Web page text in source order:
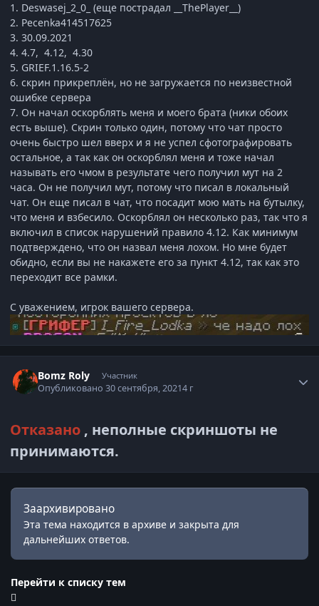
1. Deswasej_2_0_ (еще пострадал __ThePlayer__)
2. Pecenka414517625
3. 30.09.2021
4. 4.7, 4.12, 4.30
5. GRIEF.1.16.5-2
6. скрин прикреплён, но не загружается по неизвестной
ошибке сервера
7. Он начал оскорблять меня и моего брата (ники обоих
есть выше). Скрин только один, потому что чат просто
очень быстро шел вверх и я не успел сфотографировать
остальное, а так как он оскорблял меня и тоже начал
называть его чмом в результате чего получил мут на 2
часа. Он не получил мут, потому что писал в локальный
чат. Он еще писал в чат, что посадит мою мать на бутылку,
что меня и взбесило. Оскорблял он несколько раз, так что я
включил в список нарушений правило 4.12. Как минимум
подтверждено, что он назвал меня лохом. Но мне будет
обидно, если вы не накажете его за пункт 4.12, так как это
переходит все рамки.
С уважением, игрок вашего сервера.
Bomz Roly Участник
Опубликовано30 сентября, 20214 г
Отказано , неполные скриншоты не
принимаются.
Заархивировано
Эта тема находится в архиве и закрыта для
дальнейших ответов.
Перейти к списку тем